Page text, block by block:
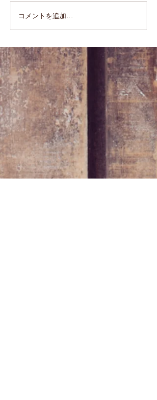
コメントを追加…